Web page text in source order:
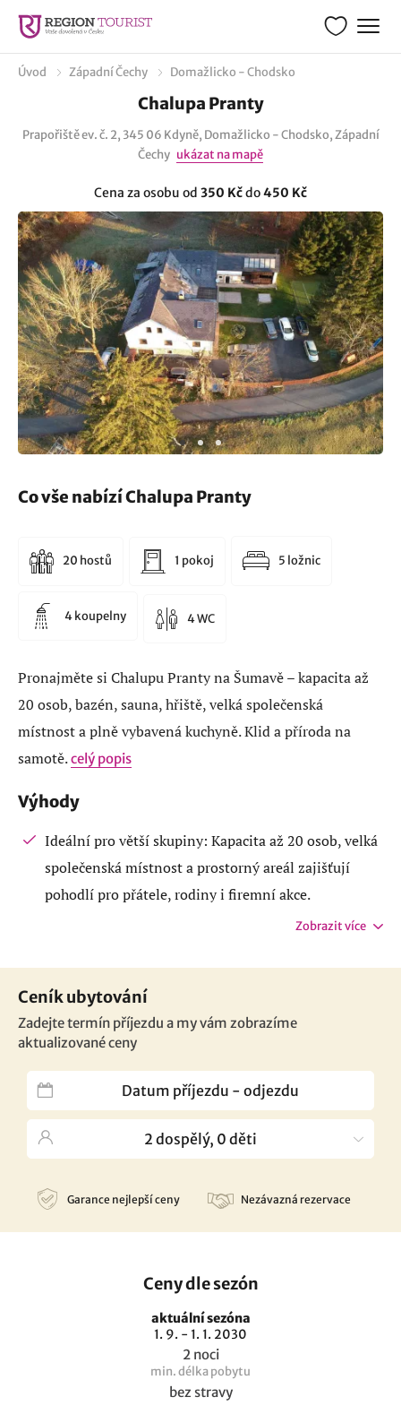
Úvod Západní Čechy Domažlicko - Chodsko
Chalupa Pranty
Prapořiště ev. č. 2, 345 06 Kdyně, Domažlicko - Chodsko, Západní
Čechy ukázat na mapě
Cena za osobu od 350 Kčdo450 Kč
Co vše nabízí Chalupa Pranty
20 hostů 1 pokoj 5 ložnic
4 koupelny 4 WC
Pronajměte si Chalupu Pranty na Šumavě – kapacita až
20 osob, bazén, sauna, hřiště, velká společenská
místnost a plně vybavená kuchyně. Klid a příroda na
samotě.celý popis
Výhody
Ideální pro větší skupiny: Kapacita až 20 osob, velká
společenská místnost a prostorný areál zajišťují
pohodlí pro přátele, rodiny i firemní akce.
Zobrazit více
Ceník ubytování
Zadejte termín příjezdu a my vám zobrazíme
aktualizované ceny
Garance nejlepší ceny Nezávazná rezervace
Ceny dle sezón
aktuální sezóna
1. 9. - 1. 1. 2030
2 noci
min. délka pobytu
bez stravy